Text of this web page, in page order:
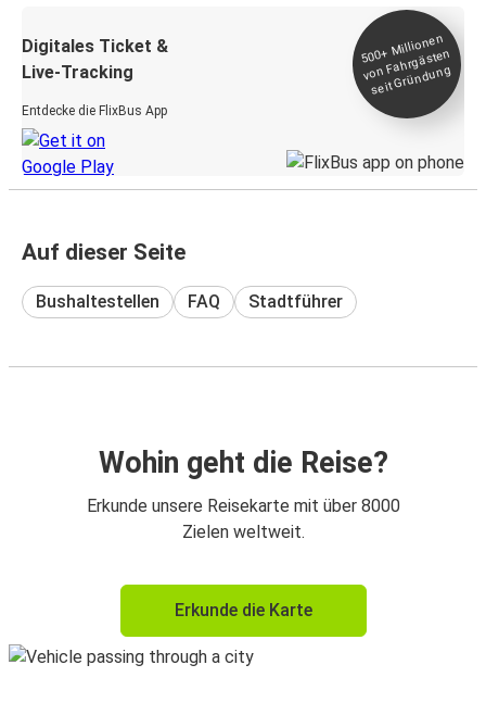
Digitales Ticket &
Live-Tracking
Entdecke die FlixBus App
500+
Millionen
von Fahrgästen
seit
Gründung
Auf dieser Seite
Bushaltestellen FAQ Stadtführer
Wohin geht die Reise?
Erkunde unsere Reisekarte mit über 8000
Zielen weltweit.
Erkunde die Karte